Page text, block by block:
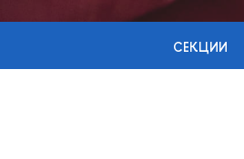
СЕКЦИИ